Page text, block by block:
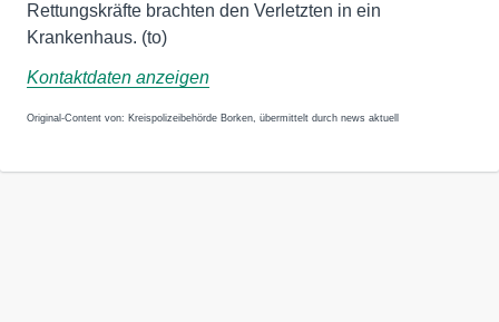
Rettungskräfte brachten den Verletzten in ein
Krankenhaus. (to)
Kontaktdaten anzeigen
Original-Content von: Kreispolizeibehörde Borken, übermittelt durch news aktuell